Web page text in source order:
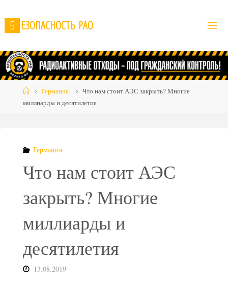
to
content
Б ЕЗОПАСНОСТЬ РАО
HomeГермания
Что нам стоит АЭС закрыть? Многие
миллиарды и десятилетия
Германия
Что нам стоит АЭС
закрыть? Многие
миллиарды и
десятилетия
13.08.2019